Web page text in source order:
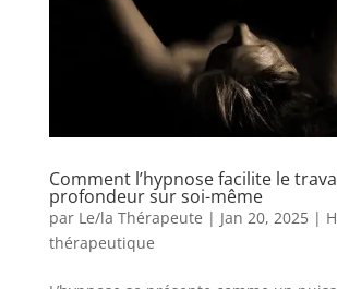
Comment l’hypnose facilite le
profondeur sur soi-même
par Le/la Thérapeute | Jan 20, 2025|
thérapeutique